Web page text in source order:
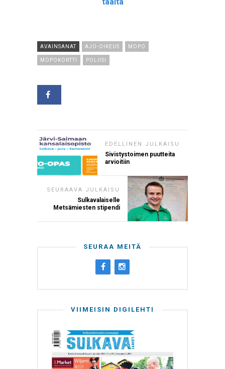
täältä
AVAINSANAT AJO-OIKEUS MOPO
MOPOKORTTI POLIISI
EDELLINEN JULKAISU
Sivistystoimen puutteita
arvioitiin
SEURAAVA JULKAISU
Sulkavalaiselle
Metsämiesten stipendi
SEURAA MEITÄ
VIIMEISIN DIGILEHTI